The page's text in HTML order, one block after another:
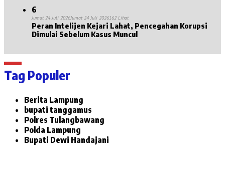
6
Jumat 24 Juli 2026Jumat 24 Juli 2026162 Lihat
Peran Intelijen Kejari Lahat, Pencegahan Korupsi
Dimulai Sebelum Kasus Muncul
Tag Populer
Berita Lampung
bupati tanggamus
Polres Tulangbawang
Polda Lampung
Bupati Dewi Handajani